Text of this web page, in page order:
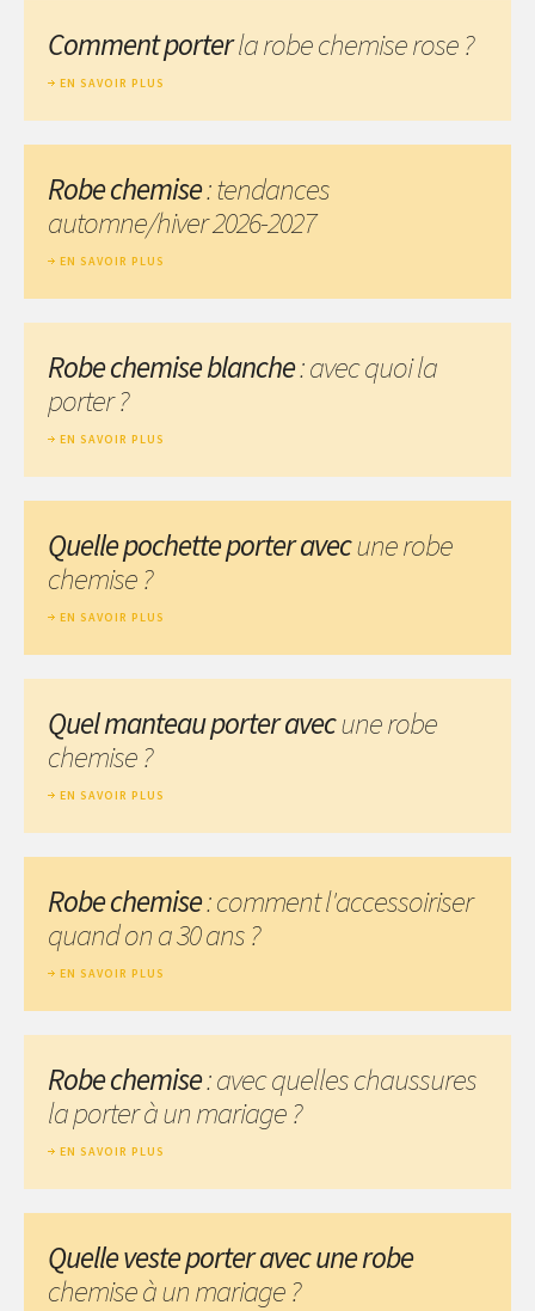
Comment porterla robe chemise rose ?
EN SAVOIR PLUS
Robe chemise: tendances
automne/hiver 2026-2027
EN SAVOIR PLUS
Robe chemise blanche: avec quoi la
porter ?
EN SAVOIR PLUS
Quelle pochette porter avecune robe
chemise ?
EN SAVOIR PLUS
Quel manteau porter avecune robe
chemise ?
EN SAVOIR PLUS
Robe chemise: comment l'accessoiriser
quand on a 30 ans ?
EN SAVOIR PLUS
Robe chemise: avec quelles chaussures
la porter à un mariage ?
EN SAVOIR PLUS
Quelle veste porter avec une robe
chemise à un mariage ?